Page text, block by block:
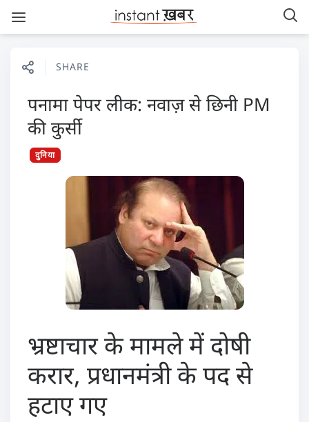
SHARE
पनामा पेपर लीक: नवाज़ से छिनी PM
की कुर्सी
दुनिया
भ्रष्टाचार के मामले में दोषी
करार, प्रधानमंत्री के पद से
हटाए गए